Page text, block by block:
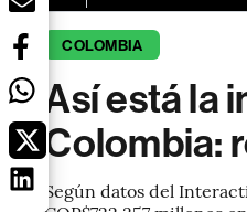
COLOMBIA
Así está la
Colombia:
Según datos del